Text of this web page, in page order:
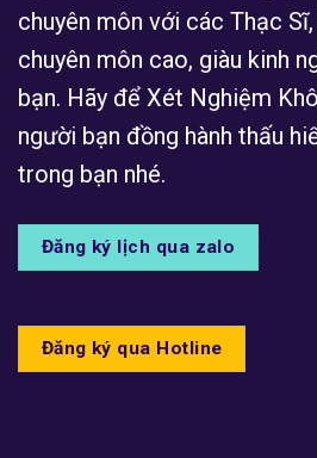
chuyên môn với các Thạc
chuyên môn cao, giàu kinh
bạn. Hãy để Xét Nghiệm
người bạn đồng hành thấu
trong bạn nhé.
Đăng ký lịch qua zalo
Đăng ký qua Hotline